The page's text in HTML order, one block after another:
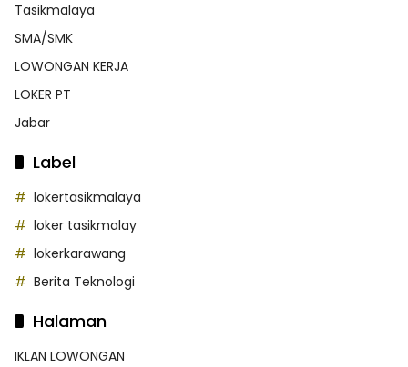
Tasikmalaya
SMA/SMK
LOWONGAN KERJA
LOKER PT
Jabar
Label
lokertasikmalaya
loker tasikmalay
lokerkarawang
Berita Teknologi
Halaman
IKLAN LOWONGAN